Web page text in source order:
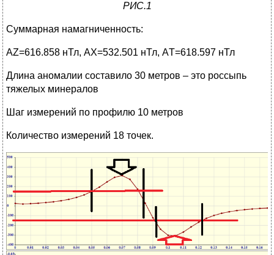
РИС.1
Суммарная намагниченность:
АZ=616.858 нТл, АX=532.501 нТл, АT=618.597 нТл
Длина аномалии составило 30 метров – это россыпь
тяжелых минералов
Шаг измерений по профилю 10 метров
Количество измерений 18 точек.